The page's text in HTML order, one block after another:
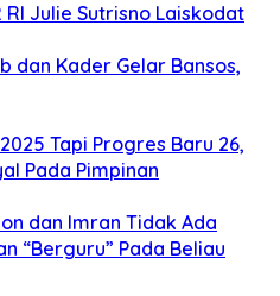
Julie Sutrisno Laiskodat
dan Kader Gelar Bansos,
Tapi Progres Baru 26,
Pada Pimpinan
dan Imran Tidak Ada
“Berguru” Pada Beliau